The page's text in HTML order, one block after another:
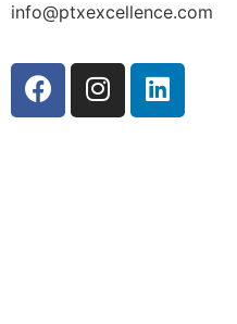
info@ptxexcellence.com